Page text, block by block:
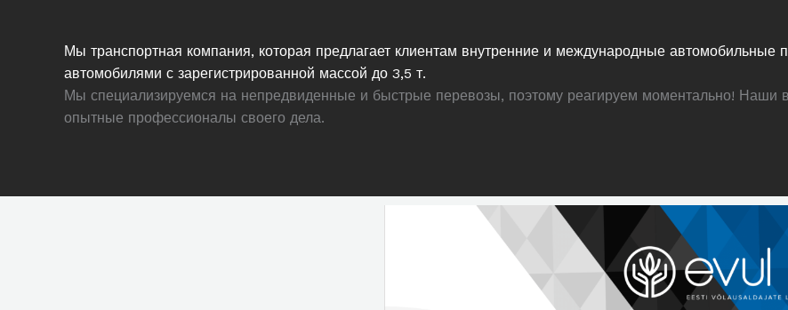
Мы транспортная компания, которая предлагает клиентам внутренние и международные автомобильные
автомобилями с зарегистрированной массой до 3,5 т.
Мы специализируемся на непредвиденные и быстрые перевозы, поэтому реагируем моментально! Наши
опытные профессионалы своего дела.